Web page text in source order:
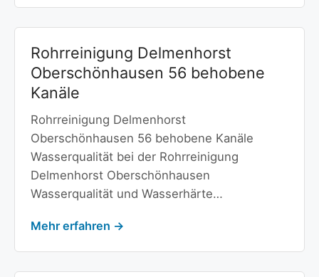
Rohrreinigung Delmenhorst
Oberschönhausen 56 behobene
Kanäle
Rohrreinigung Delmenhorst
Oberschönhausen 56 behobene Kanäle
Wasserqualität bei der Rohrreinigung
Delmenhorst Oberschönhausen
Wasserqualität und Wasserhärte…
Mehr erfahren →